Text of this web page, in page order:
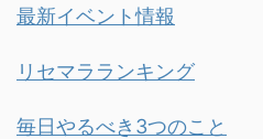
最新イベント情報
リセマラランキング
毎日やるべき3つのこと